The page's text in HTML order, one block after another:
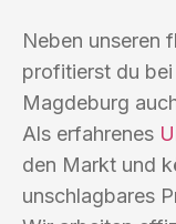
Neben unseren
profitierst du
Magdeburg
Als erfahrenes
den Markt und
unschlagbares